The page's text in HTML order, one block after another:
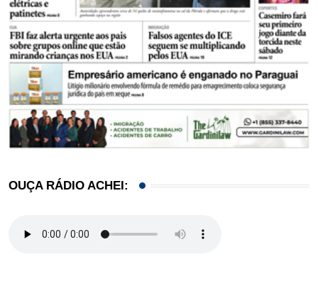
OUÇA RÁDIO ACHEI: